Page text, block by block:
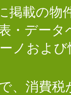
掲載の物
・デー
ノおよ
、消費